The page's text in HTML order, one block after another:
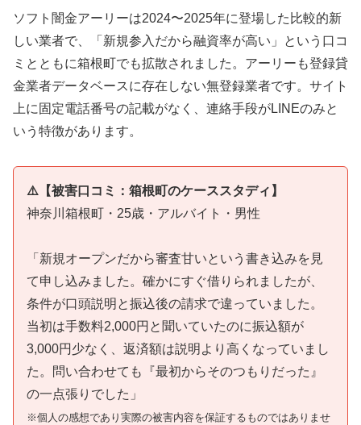
ソフト闇金アーリーは2024〜2025年に登場した比較的新
しい業者で、「新規参入だから融資率が高い」という口コ
ミとともに箱根町でも拡散されました。アーリーも登録貸
金業者データベースに存在しない無登録業者です。サイト
上に固定電話番号の記載がなく、連絡手段がLINEのみと
いう特徴があります。
⚠️【被害口コミ：箱根町のケーススタディ】
神奈川箱根町・25歳・アルバイト・男性
「新規オープンだから審査甘いという書き込みを見
て申し込みました。確かにすぐ借りられましたが、
条件が口頭説明と振込後の請求で違っていました。
当初は手数料2,000円と聞いていたのに振込額が
3,000円少なく、返済額は説明より高くなっていまし
た。問い合わせても『最初からそのつもりだった』
の一点張りでした」
※個人の感想であり実際の被害内容を保証するものではありませ